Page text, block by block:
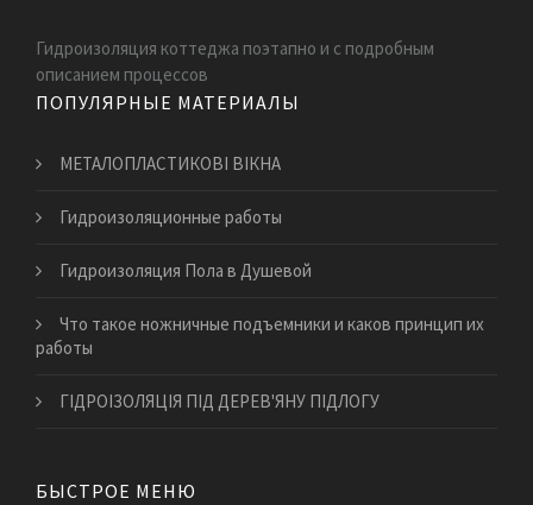
Гидроизоляция коттеджа поэтапно и с подробным
описанием процессов
ПОПУЛЯРНЫЕ МАТЕРИАЛЫ
МЕТАЛОПЛАСТИКОВІ ВІКНА
​Гидроизоляционные работы
Гидроизоляция Пола в Душевой
Что такое ножничные подъемники и каков принцип их
работы
ГІДРОІЗОЛЯЦІЯ ПІД ДЕРЕВ'ЯНУ ПІДЛОГУ
БЫСТРОЕ МЕНЮ